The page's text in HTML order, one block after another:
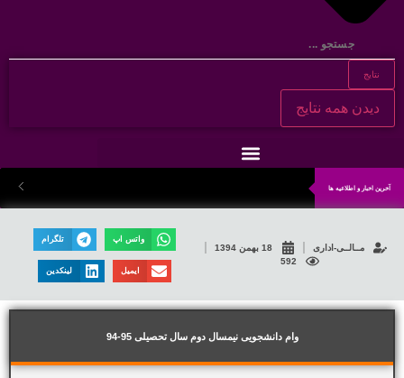
نتایج
دیدن همه نتایج
آخرین اخبار و اطلاعیه ها
مــالــی-اداری
18 بهمن 1394
592
واتس اپ تلگرام
ایمیل لینکدین
وام دانشجویی نیمسال دوم سال تحصیلی 95-94